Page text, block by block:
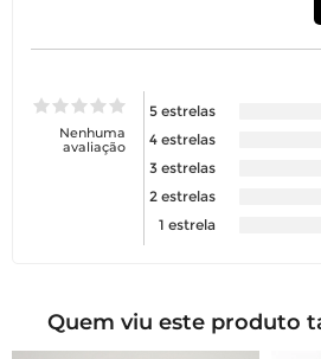
Nenhuma
avaliação
5 estrelas
4 estrelas
3 estrelas
2 estrelas
1 estrela
Quem viu este produto